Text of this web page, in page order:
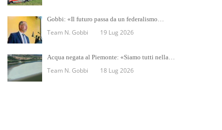
Gobbi: «Il futuro passa da un federalismo…
Team N. Gobbi 19 Lug 2026
Acqua negata al Piemonte: «Siamo tutti nella…
Team N. Gobbi 18 Lug 2026